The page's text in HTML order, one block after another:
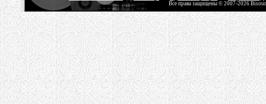
Все права защищены © 2007-2026